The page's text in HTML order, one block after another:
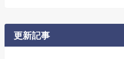
更新記事